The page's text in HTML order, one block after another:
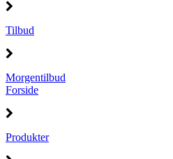
Tilbud
Morgentilbud
Forside
Produkter